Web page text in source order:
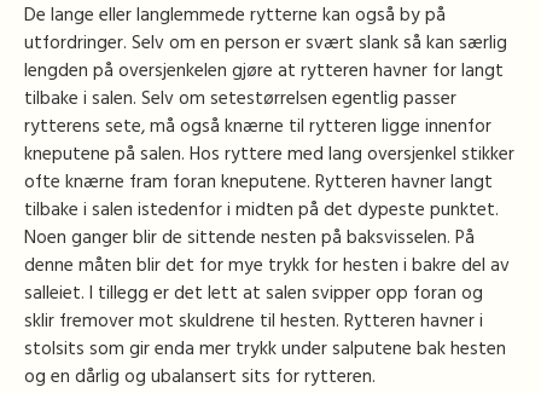
De lange eller langlemmede rytterne kan også by på
utfordringer. Selv om en person er svært slank så kan særlig
lengden på oversjenkelen gjøre at rytteren havner for langt
tilbake i salen. Selv om setestørrelsen egentlig passer
rytterens sete, må også knærne til rytteren ligge innenfor
kneputene på salen. Hos ryttere med lang oversjenkel stikker
ofte knærne fram foran kneputene. Rytteren havner langt
tilbake i salen istedenfor i midten på det dypeste punktet.
Noen ganger blir de sittende nesten på baksvisselen. På
denne måten blir det for mye trykk for hesten i bakre del av
salleiet. I tillegg er det lett at salen svipper opp foran og
sklir fremover mot skuldrene til hesten. Rytteren havner i
stolsits som gir enda mer trykk under salputene bak hesten
og en dårlig og ubalansert sits for rytteren.